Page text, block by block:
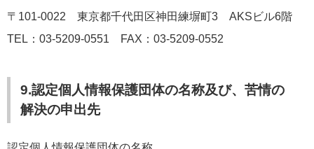
〒101-0022 東京都千代田区神田練塀町3 AKSビル6階
TEL：03-5209-0551 FAX：03-5209-0552
9.認定個人情報保護団体の名称及び、苦情の
解決の申出先